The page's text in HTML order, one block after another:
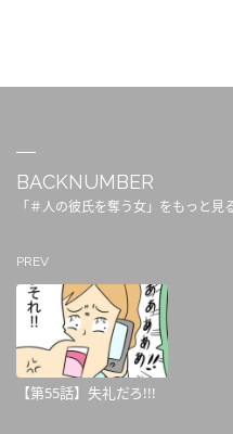
BACKNUMBER
「＃人の彼氏を奪う女」をもっと見
PREV
【第55話】失礼だろ!!!